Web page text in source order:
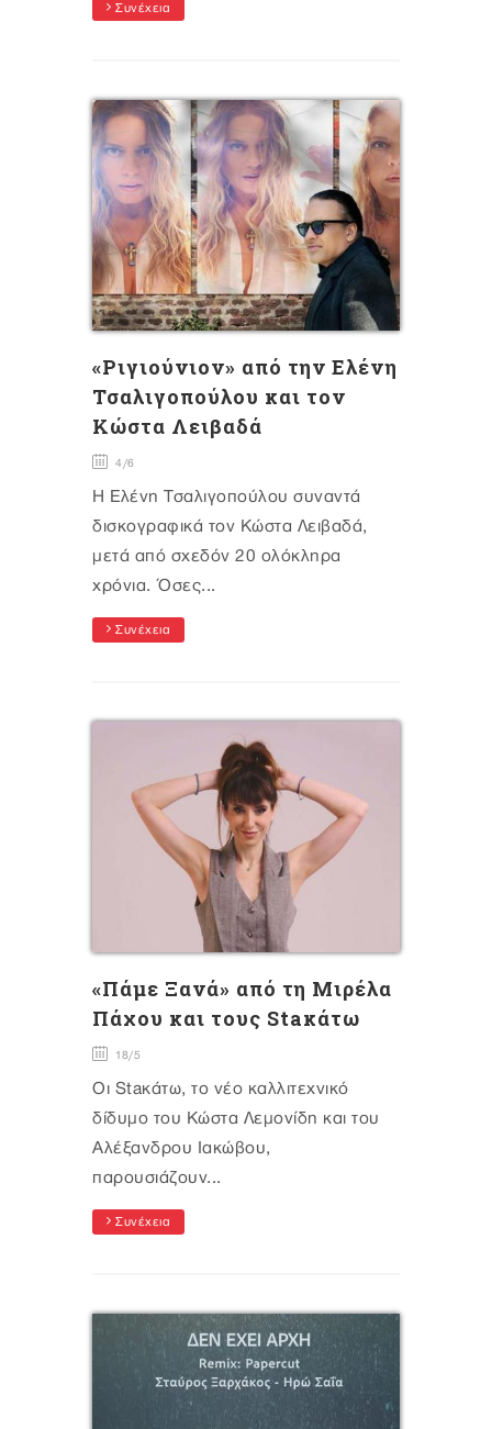
Συνέχεια
«Ριγιούνιον» από την Ελένη
Τσαλιγοπούλου και τον
Κώστα Λειβαδά
4/6
Η Ελένη Τσαλιγοπούλου συναντά
δισκογραφικά τον Κώστα Λειβαδά,
μετά από σχεδόν 20 ολόκληρα
χρόνια. Όσες...
Συνέχεια
«Πάμε Ξανά» από τη Μιρέλα
Πάχου και τους Staκάτω
18/5
Οι Staκάτω, το νέο καλλιτεχνικό
δίδυμο του Κώστα Λεμονίδη και του
Αλέξανδρου Ιακώβου,
παρουσιάζουν...
Συνέχεια